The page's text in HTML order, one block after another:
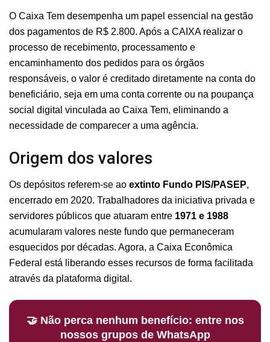
O Caixa Tem desempenha um papel essencial na gestão
dos pagamentos de R$ 2.800. Após a CAIXA realizar o
processo de recebimento, processamento e
encaminhamento dos pedidos para os órgãos
responsáveis, o valor é creditado diretamente na conta do
beneficiário, seja em uma conta corrente ou na poupança
social digital vinculada ao Caixa Tem, eliminando a
necessidade de comparecer a uma agência.
Origem dos valores
Os depósitos referem-se ao extinto Fundo PIS/PASEP,
encerrado em 2020. Trabalhadores da iniciativa privada e
servidores públicos que atuaram entre 1971 e 1988
acumularam valores neste fundo que permaneceram
esquecidos por décadas. Agora, a Caixa Econômica
Federal está liberando esses recursos de forma facilitada
através da plataforma digital.
🤝 Não perca nenhum benefício: entre nos
nossos grupos de WhatsApp